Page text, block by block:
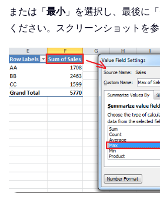
または「最小」を選択し、最後に「
ください。スクリーンショットを